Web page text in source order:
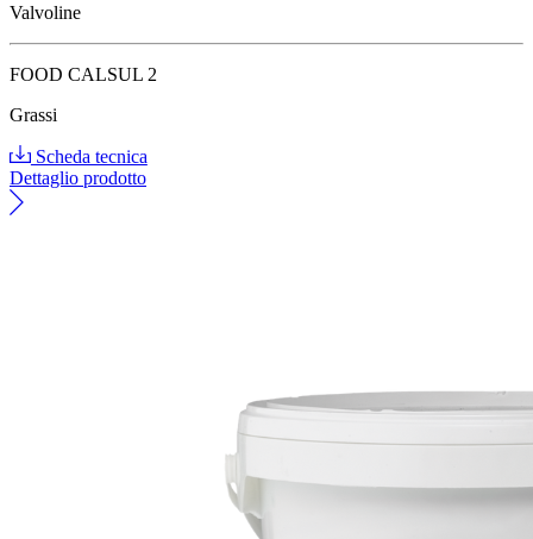
Valvoline
FOOD CALSUL 2
Grassi
Scheda tecnica
Dettaglio prodotto